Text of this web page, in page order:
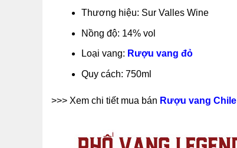
Thương hiệu: Sur Valles Wine
Nồng độ: 14% vol
Loại vang: Rượu vang đỏ
Quy cách: 750ml
>>> Xem chi tiết mua bán Rượu vang Chile